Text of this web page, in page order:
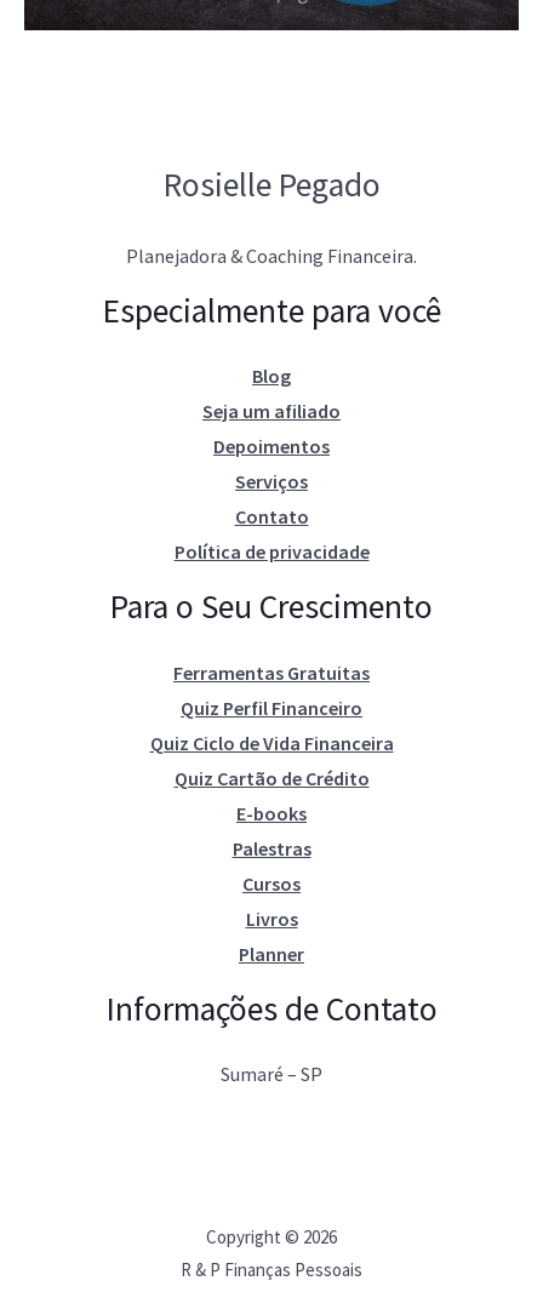
Rosielle Pegado
Planejadora & Coaching Financeira.
Especialmente para você
Blog
Seja um afiliado
Depoimentos
Serviços
Contato
Política de privacidade
Para o Seu Crescimento
Ferramentas Gratuitas
Quiz Perfil Financeiro
Quiz Ciclo de Vida Financeira
Quiz Cartão de Crédito
E-books
Palestras
Cursos
Livros
Planner
Informações de Contato
Sumaré – SP
Copyright © 2026
R & P Finanças Pessoais